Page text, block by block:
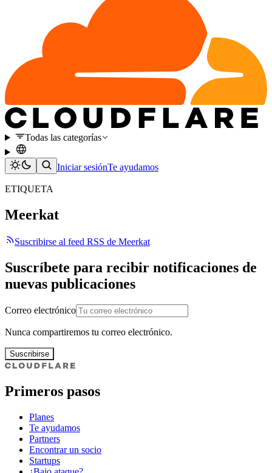
Todas las categorías
Iniciar sesiónTe ayudamos
ETIQUETA
Meerkat
Suscribirse al feed RSS de Meerkat
Suscríbete para recibir notificaciones de
nuevas publicaciones
Correo electrónico
Nunca compartiremos tu correo electrónico.
Suscribirse
Primeros pasos
Planes
Te ayudamos
Partners
Encontrar un socio
Startups